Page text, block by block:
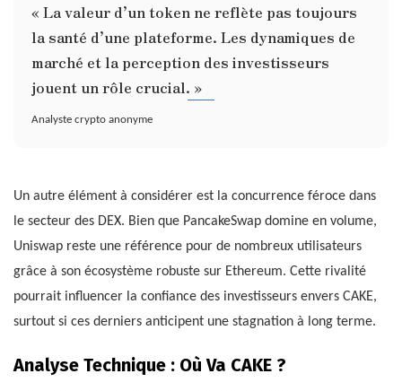
« La valeur d’un token ne reflète pas toujours
la santé d’une plateforme. Les dynamiques de
marché et la perception des investisseurs
jouent un rôle crucial. »
Analyste crypto anonyme
Un autre élément à considérer est la concurrence féroce dans
le secteur des DEX. Bien que PancakeSwap domine en volume,
Uniswap reste une référence pour de nombreux utilisateurs
grâce à son écosystème robuste sur Ethereum. Cette rivalité
pourrait influencer la confiance des investisseurs envers CAKE,
surtout si ces derniers anticipent une stagnation à long terme.
Analyse Technique : Où Va CAKE ?